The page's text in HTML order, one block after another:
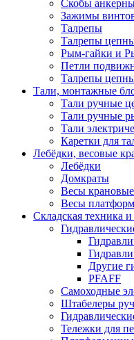
Скобы
Зажимы
Талрепы
Талрепы
Рым-гайки и
Петли
Талрепы
Тали, монтажные
Тали ручные
Тали ручные
Тали
Каретки для
Лебёдки, весовые
Лебёдки
Домкраты
Весы
Весы
Складская техника
Другие
PFAFF
Самоходные
Штабелеры
Тележки для